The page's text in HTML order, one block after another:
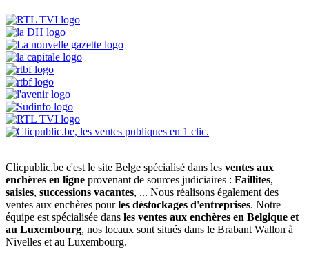
Clicpublic.be c'est le site Belge spécialisé dans les ventes aux
enchères en ligne provenant de sources judiciaires : Faillites,
saisies, successions vacantes, ... Nous réalisons également des
ventes aux enchères pourles déstockages d'entreprises. Notre
équipe est spécialisée dans les ventes aux enchères en Belgique et
au Luxembourg, nos locaux sont situés dans le Brabant Wallon à
Nivelles et au Luxembourg.